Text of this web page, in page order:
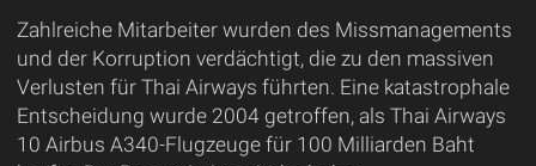
Zahlreiche Mitarbeiter wurden des Missmanagements
und der Korruption verdächtigt, die zu den massiven
Verlusten für Thai Airways führten. Eine katastrophale
Entscheidung wurde 2004 getroffen, als Thai Airways
10 Airbus A340-Flugzeuge für 100 Milliarden Baht